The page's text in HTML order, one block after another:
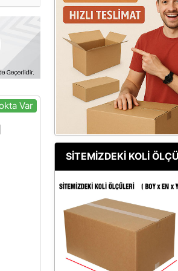
Var
SİTEMİZDEKİ KOLİ